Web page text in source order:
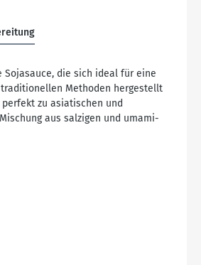
die sich ideal für eine
Methoden hergestellt
zu asiatischen und
aus salzigen und umami-